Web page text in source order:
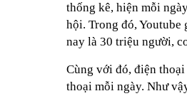
thống kê, hiện mỗi
hội. Trong đó,
nay là 30 triệu người,
Cùng với đó, điện
thoại mỗi ngày. Như